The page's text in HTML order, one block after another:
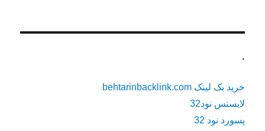
.
خرید بک لینک behtarinbacklink.com
لایسنس نود32
پسورد نود 32